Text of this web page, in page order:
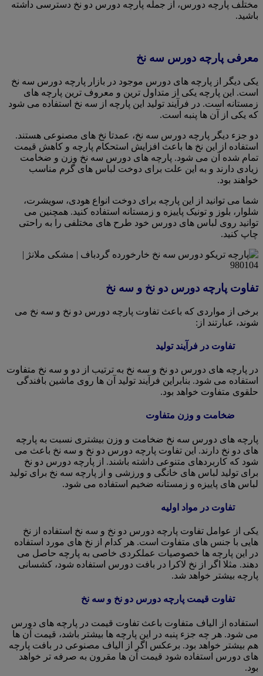
مختلف پارچه دورس، از جمله پارچه دورس دو نخ دسترسی داشته
باشید.
معرفی پارچه دورس سه نخ
یکی دیگر از پارچه های دورس موجود در بازار پارچه دورس سه نخ
است. این پارچه یکی از متداول ترین و معروف ترین پارچه های
زمستانه است. در فرآیند تولید این پارچه از سه نخ استفاده می شود
که یکی از آن ها پنبه است.
دو جزء دیگر پارچه دورس سه نخ، عمدتا نخ های مصنوعی هستند.
استفاده از این نخ ها باعث افزایش استحکام پارچه و کاهش قیمت
تمام شده آن می شود. پارچه های دورس سه نخ وزن و ضخامت
زیادی دارند و به این علت برای دوخت لباس های گرم مناسب
خواهند بود.
شما می توانید از این پارچه برای دوخت انواع هودی، سویشرت،
شلوار، بلوز و تونیک پاییزه و زمستانه استفاده کنید. همچنین می
توانید روی لباس های دورس خود طرح های مختلفی را به راحتی
چاپ کنید.
تفاوت پارچه دورس دو نخ و سه نخ
برخی از مواردی که باعث تفاوت پارچه دورس دو نخ و سه نخ می
شوند، عبارتند از:
تفاوت در فرآیند تولید
در پارچه های دورس دو نخ و سه نخ به ترتیب از دو و سه نخ متفاوت
استفاده می شود. بنابراین فرآیند تولید آن ها روی ماشین بافندگی
حلقوی متفاوت خواهد بود.
ضخامت و وزن متفاوت
پارچه های دورس سه نخ ضخامت و وزن بیشتری نسبت به پارچه
های دو نخ دارند. این تفاوت پارچه دورس دو نخ و سه نخ باعث می
شود که کاربردهای متنوعی داشته باشند. از پارچه دورس دو نخ
برای تولید لباس های خانگی و ورزشی و از پارچه سه نخ برای تولید
لباس های پاییزه و زمستانه ضخیم استفاده می شود.
تفاوت در مواد اولیه
یکی از عوامل تفاوت پارچه دورس دو نخ و سه نخ استفاده از نخ
هایی با جنس های متفاوت است. هر کدام از نخ های مورد استفاده
در این پارچه ها خصوصیات عملکردی خاصی به پارچه حاصل می
دهند. مثلا اگر از نخ لاکرا در بافت دورس استفاده شود، کشسانی
پارچه بیشتر خواهد شد.
تفاوت قیمت پارچه دورس دو نخ و سه نخ
استفاده از الیاف متفاوت باعث تفاوت قیمت در پارچه های دورس
می شود. هر چه جزء پنبه در این پارچه ها بیشتر باشد، قیمت آن ها
هم بیشتر خواهد بود. برعکس اگر از الیاف مصنوعی در بافت پارچه
های دورس استفاده شود قیمت آن ها مقرون به صرفه تر خواهد
بود.